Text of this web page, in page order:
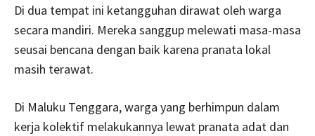
Di dua tempat ini ketangguhan dirawat oleh warga
secara mandiri. Mereka sanggup melewati masa-masa
seusai bencana dengan baik karena pranata lokal
masih terawat.
Di Maluku Tenggara, warga yang berhimpun dalam
kerja kolektif melakukannya lewat pranata adat dan